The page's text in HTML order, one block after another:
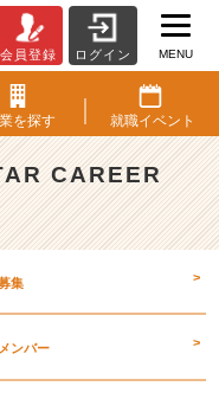
会員登録 ログイン MENU
を探す 就職イベント
CAREER
集 >
メンバー >